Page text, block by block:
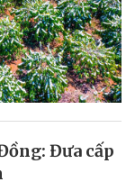
Đưa cấp